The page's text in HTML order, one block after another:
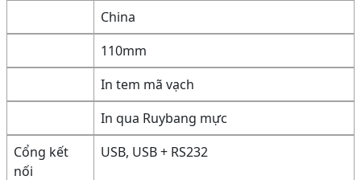
China
110mm
In tem mã vạch
In qua Ruybang mực
Cổng kết
nối
USB, USB + RS232